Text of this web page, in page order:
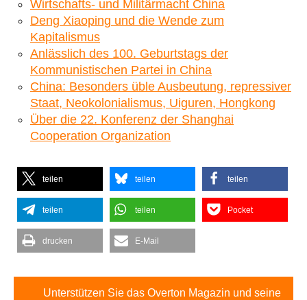
Wirtschafts- und Militärmacht China
Deng Xiaoping und die Wende zum
Kapitalismus
Anlässlich des 100. Geburtstags der
Kommunistischen Partei in China
China: Besonders üble Ausbeutung, repressiver
Staat, Neokolonialismus, Uiguren, Hongkong
Über die 22. Konferenz der Shanghai
Cooperation Organization
teilen teilen teilen
teilen teilen Pocket
drucken E-Mail
Unterstützen Sie das Overton Magazin und seine